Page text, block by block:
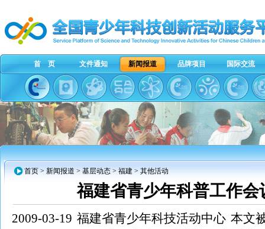
首 页 文件通知 新闻报道 品牌项目 国际交流
首页 > 新闻报道 > 基层动态 > 福建 > 其他活动
福建省青少年科普工作会
2009-03-19 福建省青少年科技活动中心 本文